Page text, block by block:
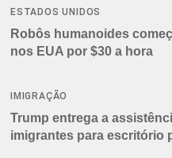
ESTADOS UNIDOS
Robôs humanoides
nos EUA por $30 a hora
IMIGRAÇÃO
Trump entrega a
imigrantes para escritório